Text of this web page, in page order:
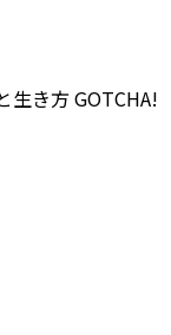
き方 GOTCHA!